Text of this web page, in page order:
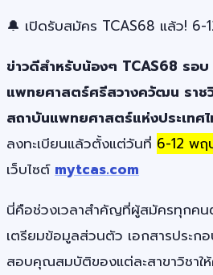
🔔 เปิดรับสมัคร TCAS68 แล้ว!
ข่าวดีสำหรับน้องๆ TCAS68 รอ
แพทยศาสตร์ศรีสวางควัฒน รา
สถาบันแพทยศาสตร์แห่งประเทศ
ลงทะเบียนแล้วตั้งแต่วันที่ 6-12 พ
เว็บไซต์ mytcas.com
นี่คือช่วงเวลาสำคัญที่ผู้สมัครทุกค
เตรียมข้อมูลส่วนตัว เอกสารประก
สอบคุณสมบัติของแต่ละสาขาวิชาใ